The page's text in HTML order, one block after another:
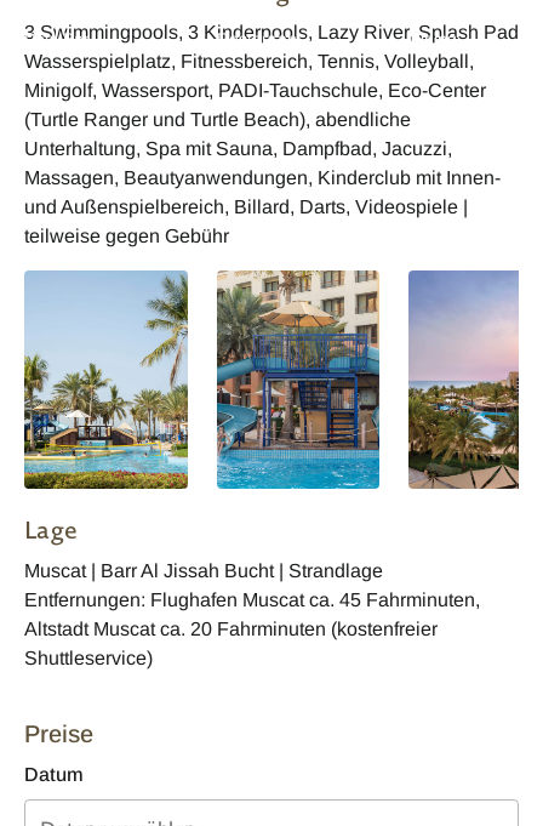
Pool Bar
Al Bahr Seafood
Restaurant
Dining
3 Swimmingpools, 3 Kinderpools, Lazy River, Splash Pad
Wasserspielplatz, Fitnessbereich, Tennis, Volleyball,
Minigolf, Wassersport, PADI-Tauchschule, Eco-Center
(Turtle Ranger und Turtle Beach), abendliche
Unterhaltung, Spa mit Sauna, Dampfbad, Jacuzzi,
Massagen, Beautyanwendungen, Kinderclub mit Innen-
und Außenspielbereich, Billard, Darts, Videospiele |
teilweise gegen Gebühr
Lage
Muscat | Barr Al Jissah Bucht | Strandlage
Entfernungen: Flughafen Muscat ca. 45 Fahrminuten,
Altstadt Muscat ca. 20 Fahrminuten (kostenfreier
Shuttleservice)
Preise
Datum